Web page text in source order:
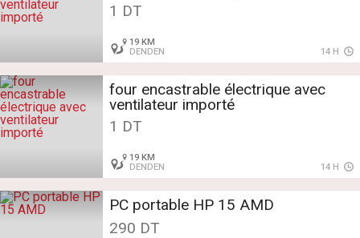
1 DT
19 KM
DENDEN
14 H
four encastrable électrique avec
ventilateur importé
1 DT
19 KM
DENDEN
14 H
PC portable HP 15 AMD
290 DT